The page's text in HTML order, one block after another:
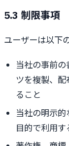
5.3 制限事項
ユーザーは以下
当社の事前
ツを複製、
ること
当社の明示
目的で利用す